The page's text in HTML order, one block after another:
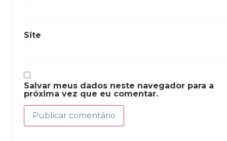
Site
Salvar meus dados neste navegador para a
próxima vez que eu comentar.